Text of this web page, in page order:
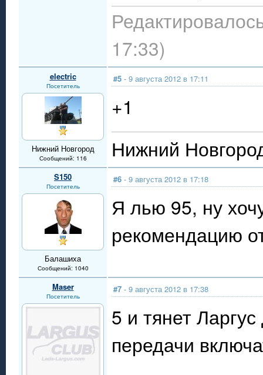
17:33)
electric
Посетитель
Нижний Новгород
Сообщений: 116
#5 - 9 августа 2012 в 17:11
+1
Нижний
S150
Посетитель
Балашиха
Сообщений: 1040
#6 - 9 августа 2012 в 17:18
Я лью 95, ну
рекомендацию
Maser
Посетитель
#7 - 9 августа 2012 в 17:38
5 и тянет
передачи